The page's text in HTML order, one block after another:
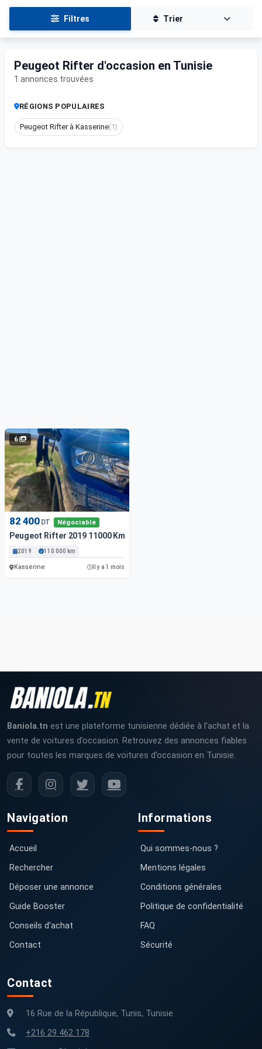
Filtres Trier
Peugeot Rifter d'occasion en Tunisie
1 annonces trouvées
RÉGIONS POPULAIRES
Peugeot Rifter à Kasserine(1)
6
82 400 DT Négociable
Peugeot Rifter 2019 11000 Km
2019 110 000 km
Kasserine Il y a 1 mois
Baniola.tn est une plateforme tunisienne dédiée à l’achat et la
vente de voitures d’occasion. Retrouvez des annonces fiables
pour toutes les marques de voitures d’occasion en Tunisie.
Navigation
Accueil
Rechercher
Déposer une annonce
Guide Booster
Conseils d'achat
Contact
Informations
Qui sommes-nous ?
Mentions légales
Conditions générales
Politique de confidentialité
FAQ
Sécurité
Contact
16 Rue de la République, Tunis, Tunisie
+216 29 462 178